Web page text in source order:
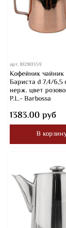
арт.81280359
Кофейник
Бариста d 7,4/6,5
нерж. цвет
P.L.- Barbossa
1383.00 руб
В